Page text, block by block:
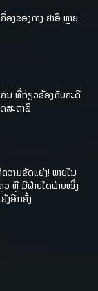
ງຂອງກາງ ຢາອີ ຫຼາຍ
ນ ທີ່ກ່ຽວຂ້ອງກັບຄະດີ
ສະຕາລີ
ວາມຂັດແຍ່ງ! ພາຍໃນ
ວ ຫຼື ມີຝ່າຍໃດຝ່າຍໜຶ່ງ
ງອີກຄັ້ງ